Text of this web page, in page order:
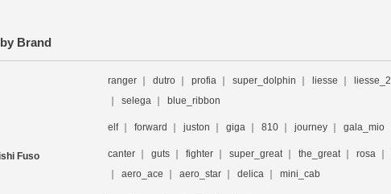
Brand
ranger dutro profia super_dolphin liesse liesse_2
selega
blue_ribbon
elf forward juston giga 810 journey gala_mio
Fuso canter guts fighter super_great the_great rosa
aero_ace
aero_star delica mini_cab